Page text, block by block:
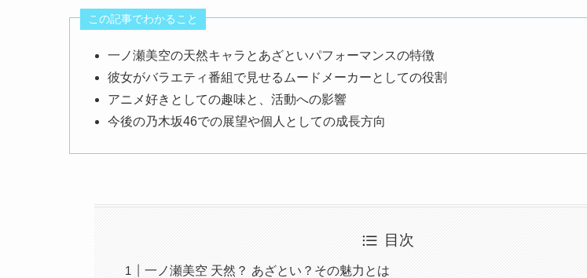
この記事でわかること
一ノ瀬美空の天然キャラとあざといパフォーマンスの特徴
彼女がバラエティ番組で見せるムードメーカーとしての役割
アニメ好きとしての趣味と、活動への影響
今後の乃木坂46での展望や個人としての成長方向
目次
一ノ瀬美空 天然？ あざとい？その魅力とは